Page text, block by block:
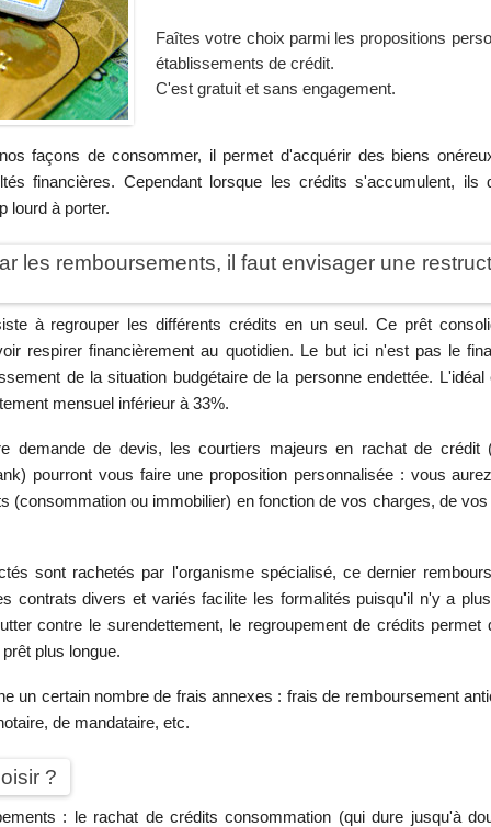
Faîtes votre choix parmi les propositions
établissements de crédit.
C'est gratuit et sans engagement.
façons de consommer, il permet d'acquérir des biens
financières. Cependant lorsque les crédits s'accumulent, ils
lourd à porter.
les remboursements, il faut envisager une
à regrouper les différents crédits en un seul. Ce prêt
respirer financièrement au quotidien. Le but ici n'est pas le
de la situation budgétaire de la personne endettée.
mensuel inférieur à 33%.
demande de devis, les courtiers majeurs en rachat de crédit
pourront vous faire une proposition personnalisée : vous
(consommation ou immobilier) en fonction de vos charges, de
sont rachetés par l'organisme spécialisé, ce dernier
contrats divers et variés facilite les formalités puisqu'il n'y a
contre le surendettement, le regroupement de crédits permet
plus longue.
un certain nombre de frais annexes : frais de remboursement
de mandataire, etc.
?
: le rachat de crédits consommation (qui dure jusqu'à